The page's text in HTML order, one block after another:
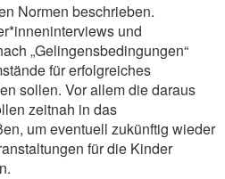
Normen beschrieben.
und
„Gelingensbedingungen“
für erfolgreiches
sollen. Vor allem die daraus
zeitnah in das
um eventuell zukünftig wieder
für die Kinder